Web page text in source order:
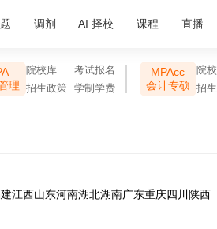
调剂 AI 择校 课程 直播
理
院校库
考试报名
招生政策
学制学费
MPAcc
会计专硕
院
招
江西山东河南湖北湖南广东重庆四川 陕西